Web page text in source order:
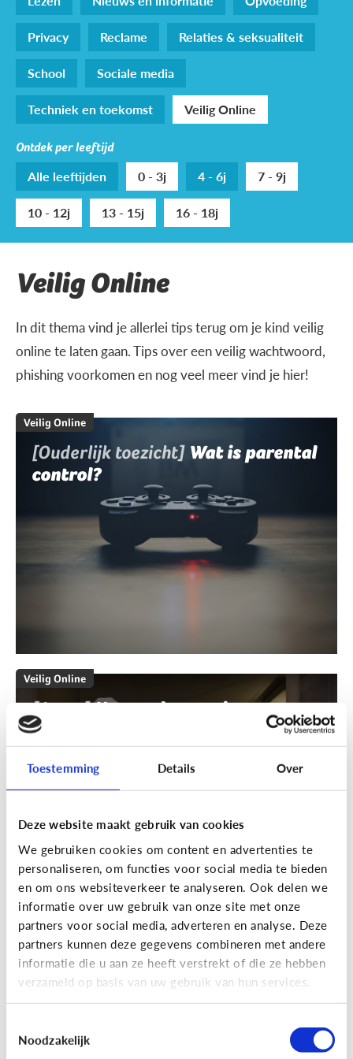
Toestemming Details Over
Deze website maakt gebruik van cookies
We gebruiken cookies om content en advertenties te
personaliseren, om functies voor social media te bieden
en om ons websiteverkeer te analyseren. Ook delen we
informatie over uw gebruik van onze site met onze
partners voor social media, adverteren en analyse. Deze
partners kunnen deze gegevens combineren met andere
informatie die u aan ze heeft verstrekt of die ze hebben
verzameld op basis van uw gebruik van hun services.
Noodzakelijk
Privacy
Reclame
Relaties & seksualiteit
School
Sociale media
Techniek en toekomst
Veilig Online
Ontdek per leeftijd
Alle leeftijden 0 - 3j 4 - 6j
7 - 9j
10 - 12j
13 - 15j 16 - 18j
Veilig Online
In dit thema vind je allerlei tips terug om je kind veilig
online te laten gaan. Tips over een veilig wachtwoord,
phishing voorkomen en nog veel meer vind je hier!
Veilig Online
[Ouderlijk toezicht] Wat is parental
control?
Veilig Online
[Actua]Hoe snel geven jongeren
hun bankkaart in ruil voor geld?
En wat zijn 'geldezels'?
[Hoe werkt het?]Locatiegegevens
delen via de smartphone